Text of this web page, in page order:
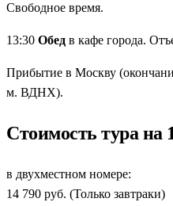
Свободное время.
13:30 Обед в кафе города.
Прибытие в Москву
м. ВДНХ).
Стоимость тура на
в двухместном номере:
14 790 руб. (Только завтраки)